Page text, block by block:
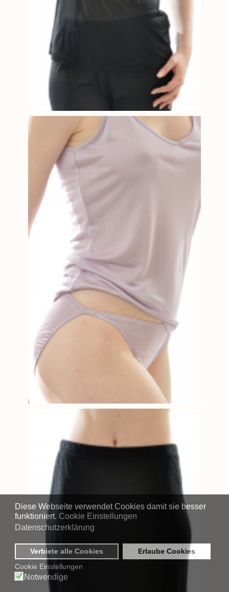
Diese Webseite verwendet Cookies damit sie besser
funktioniert. Cookie Einstellungen
Datenschutzerklärung
Verbiete alle Cookies
Erlaube Cookies
Cookie Einstellungen
Notwendige